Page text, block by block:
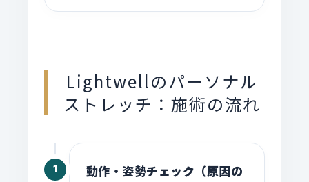
Lightwellのパーソナル
ストレッチ：施術の流れ
1
動作・姿勢チェック（原因の